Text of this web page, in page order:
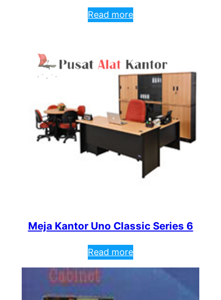
Read more
Meja Kantor Uno Classic Series 6
Read more